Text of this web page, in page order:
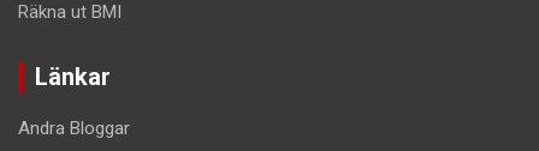
Räkna ut BMI
Länkar
Andra Bloggar